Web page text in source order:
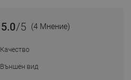
5.0/5 (4 Мнение)
Качество
Външен вид